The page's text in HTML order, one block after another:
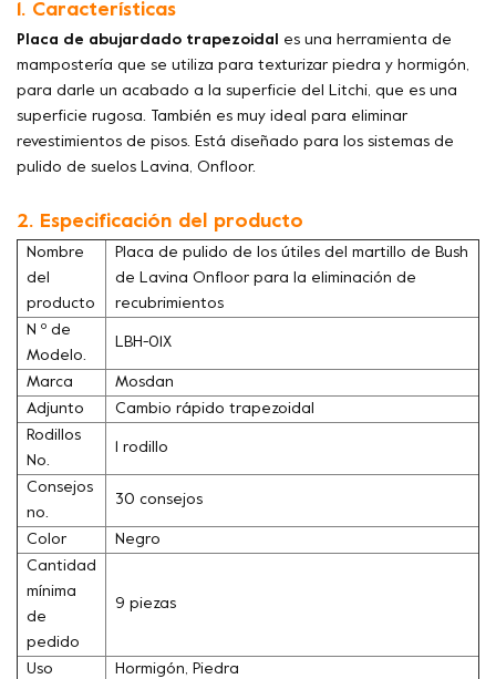
1. Características
Placa de abujardado trapezoidal
es una herramienta de
mampostería que se utiliza para texturizar piedra y hormigón,
para darle un acabado a la superficie del Litchi, que es una
superficie rugosa. También es muy ideal para eliminar
revestimientos de pisos. Está diseñado para los sistemas de
pulido de suelos Lavina, Onfloor.
2. Especificación del producto
Nombre
del
producto
Placa de pulido de los útiles del martillo de Bush
de Lavina Onfloor para la eliminación de
recubrimientos
N º de
Modelo.
LBH-01X
Marca
Mosdan
Adjunto
Cambio rápido trapezoidal
Rodillos
No.
1 rodillo
Consejos
no.
30 consejos
Color
Negro
Cantidad
mínima
de
pedido
9 piezas
Uso Hormigón, Piedra